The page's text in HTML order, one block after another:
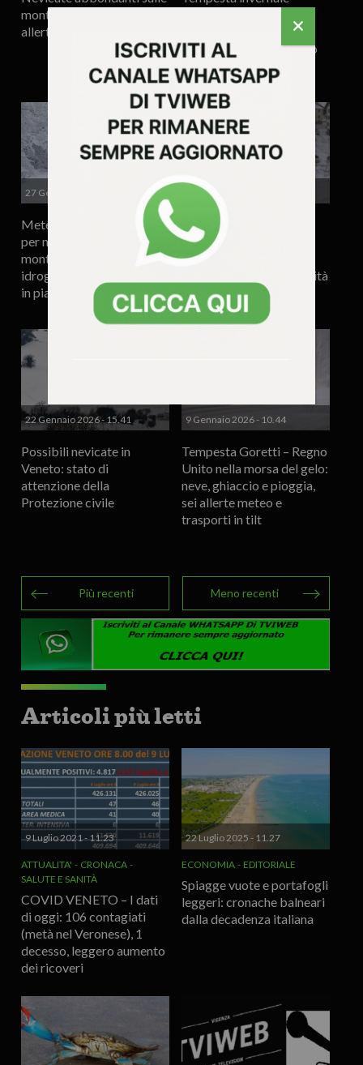
montagne vicentine:
allerta in quota e in pianura
Uniti: almeno 38 morti,
blackout di massa e gelo
estremo
27 Gennaio 2026 - 16.21
Meteo, stato di attenzione
per neve nelle aree
montane e per rischio
idrogeologico ed idraulico
in pianura
26 Gennaio 2026 - 9.47
Nevicate intense sulle
Dolomiti: decine di
interventi dei vigili del
fuoco e disagi alla viabilità
22 Gennaio 2026 - 15.41
Possibili nevicate in
Veneto: stato di
attenzione della
Protezione civile
9 Gennaio 2026 - 10.44
Tempesta Goretti – Regno
Unito nella morsa del gelo:
neve, ghiaccio e pioggia,
sei allerte meteo e
trasporti in tilt
Più recenti Meno recenti
Articoli più letti
9 Luglio 2021 - 11.23
ATTUALITA'
CRONACA
SALUTE E SANITÀ
COVID VENETO – I dati
di oggi: 106 contagiati
(metà nel Veronese), 1
decesso, leggero aumento
dei ricoveri
22 Luglio 2025 - 11.27
ECONOMIA EDITORIALE
Spiagge vuote e portafogli
leggeri: cronache balneari
dalla decadenza italiana